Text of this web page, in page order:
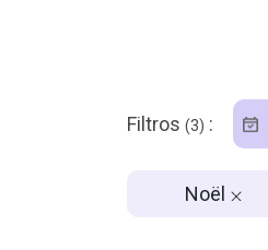
Filtros (3) :
Noël